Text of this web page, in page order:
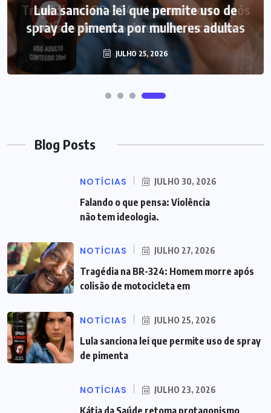
Lula sanciona lei que permite uso de
spray de pimenta por mulheres adultas
JULHO 25, 2026
Blog Posts
NOTÍCIAS JULHO 30, 2026
Falando o que pensa: Violência
não tem ideologia.
NOTÍCIAS JULHO 27, 2026
Tragédia na BR-324: Homem morre após
colisão de motocicleta em
NOTÍCIAS JULHO 25, 2026
Lula sanciona lei que permite uso de spray
de pimenta
NOTÍCIAS JULHO 23, 2026